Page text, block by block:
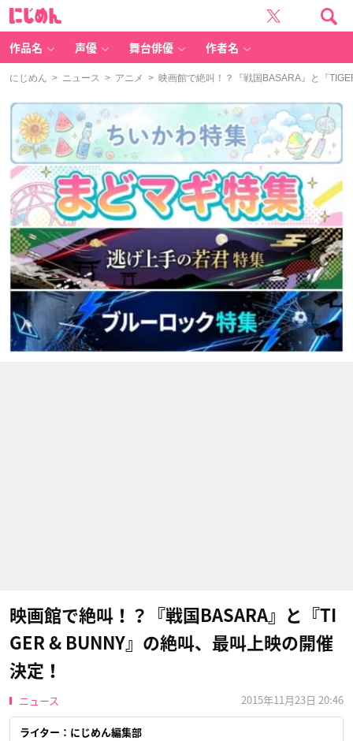
作品名 声優 舞台俳優 作者名
にじめん > ニュース > アニメ > 映画館で絶叫！？『戦国BASARA』と『
映画館で絶叫！？『戦国BASARA』と『TI
GER & BUNNY』の絶叫、最叫上映の開催
決定！
ニュース 2015年11月23日 20:46
ライター：にじめん編集部